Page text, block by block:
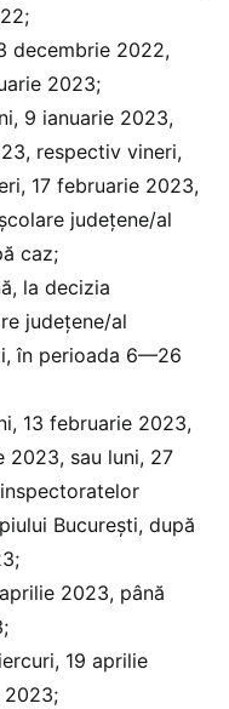
decembrie 2022,
2023;
9 ianuarie 2023,
respectiv vineri,
17 februarie 2023,
județene/al
caz;
la decizia
județene/al
în perioada 6—26
13 februarie 2023,
2023, sau luni, 27
București, după
2023, până
19 aprilie
2023;